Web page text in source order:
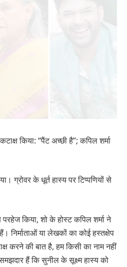
किया: “पैंट अच्छी है”; कपिल शर्मा
ग्रोवर के धूर्त हास्य पर टिप्पणियों से
किया, शो के होस्ट कपिल शर्मा ने
निर्माताओं या लेखकों का कोई हस्तक्षेप
करने की बात है, हम किसी का नाम नहीं
हैं कि सुनील के सूक्ष्म हास्य को